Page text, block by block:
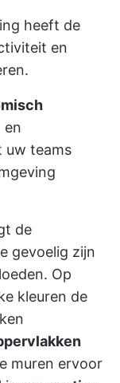
heeft de
en
en
uw teams
de
gevoelig zijn
Op
kleuren de
muren ervoor